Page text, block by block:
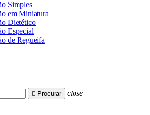
Simples
em Miniatura
Dietético
Especial
de Regueifa
 Procurar close